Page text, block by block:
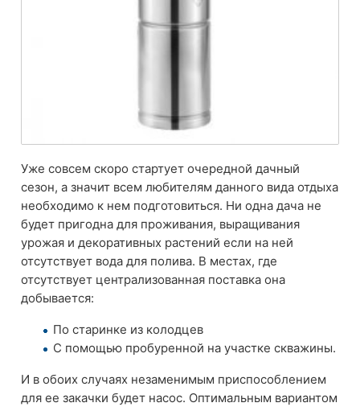
Уже совсем скоро стартует очередной дачный
сезон, а значит всем любителям данного вида отдыха
необходимо к нем подготовиться. Ни одна дача не
будет пригодна для проживания, выращивания
урожая и декоративных растений если на ней
отсутствует вода для полива. В местах, где
отсутствует централизованная поставка она
добывается:
По старинке из колодцев
С помощью пробуренной на участке скважины.
И в обоих случаях незаменимым приспособлением
для ее закачки будет насос. Оптимальным вариантом